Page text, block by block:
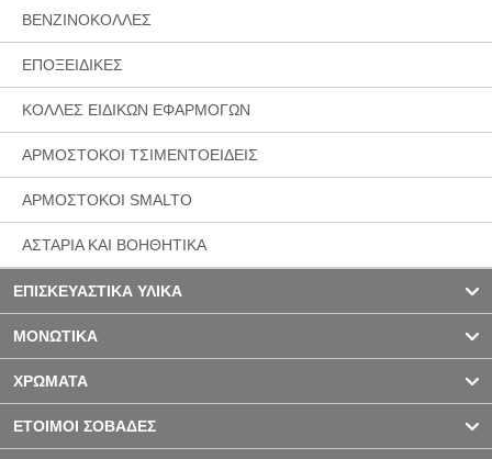
ΒΕΝΖΙΝΟΚΟΛΛΕΣ
ΕΠΟΞΕΙΔΙΚΕΣ
ΚΟΛΛΕΣ ΕΙΔΙΚΩΝ ΕΦΑΡΜΟΓΩΝ
ΑΡΜΟΣΤΟΚΟΙ ΤΣΙΜΕΝΤΟΕΙΔΕΙΣ
ΑΡΜΟΣΤΟΚΟΙ SMALTO
ΑΣΤΑΡΙΑ ΚΑΙ ΒΟΗΘΗΤΙΚΑ
ΕΠΙΣΚΕΥΑΣΤΙΚΑ ΥΛΙΚΑ
ΜΟΝΩΤΙΚΑ
ΧΡΩΜΑΤΑ
ΕΤΟΙΜΟΙ ΣΟΒΑΔΕΣ